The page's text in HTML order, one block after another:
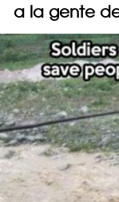
a la gente